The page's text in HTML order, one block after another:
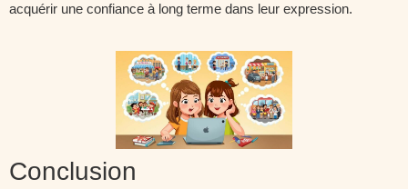
acquérir une confiance à long terme dans leur expression.
Conclusion